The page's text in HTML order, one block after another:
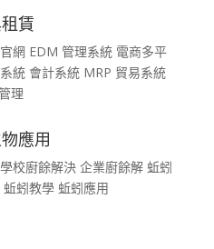
賃
網 EDM 管理系統 電商多平
統 會計系統 MRP 貿易系統
理
應用
校廚餘解決 企業廚餘解 蚯蚓
蚓教學 蚯蚓應用